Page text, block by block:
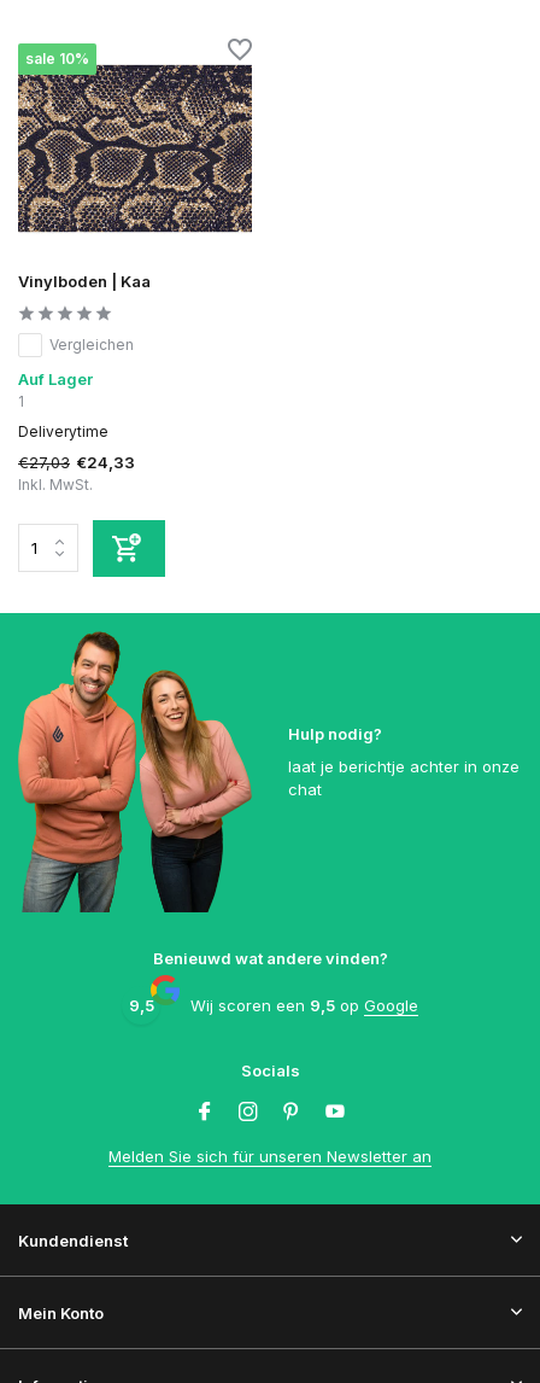
sale 10%
Vinylboden | Kaa
Vergleichen
Auf Lager
1
Deliverytime
€27,03 €24,33
Inkl. MwSt.
Hulp nodig?
laat je berichtje achter in onze
chat
Benieuwd wat andere vinden?
9,5 Wij scoren een 9,5 op Google
Socials
Melden Sie sich für unseren Newsletter an
Kundendienst
Mein Konto